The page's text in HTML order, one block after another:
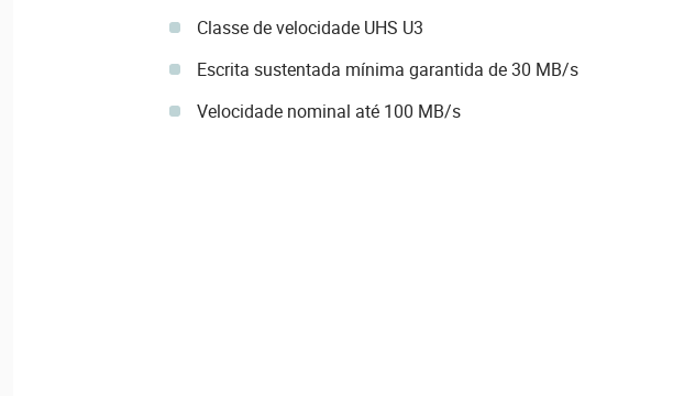
Classe de velocidade UHS U3
Escrita sustentada mínima garantida de 30 MB/s
Velocidade nominal até 100 MB/s